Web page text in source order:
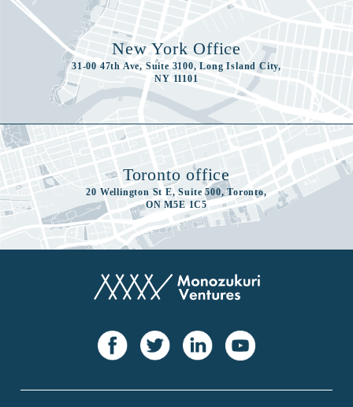
New York Office
31-00 47th Ave, Suite 3100, Long Island City,
NY 11101
Toronto office
20 Wellington St E, Suite 500, Toronto,
ON M5E 1C5